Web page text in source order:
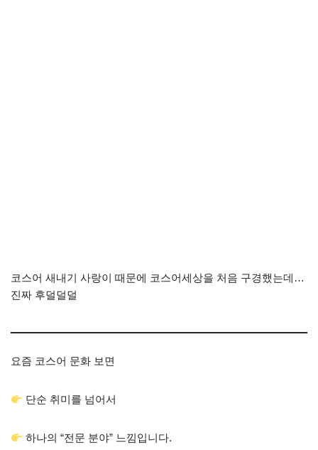
코스어 새내기 사랑이 때문에 코스어세상을 처음 구경했는데…
진짜 후덜덜덜
요즘 코스어 문화 보면
단순 취미를 넘어서
하나의 “전문 분야” 느낌입니다.